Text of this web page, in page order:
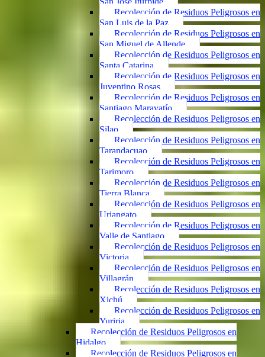
Recolección de Residuos Peligrosos en
San Luis de la Paz
Recolección de Residuos Peligrosos en
San Miguel de Allende
Recolección de Residuos Peligrosos en
Santa Catarina
Recolección de Residuos Peligrosos en
Juventino Rosas
Recolección de Residuos Peligrosos en
Santiago Maravatío
Recolección de Residuos Peligrosos en
Silao
Recolección de Residuos Peligrosos en
Tarandacuao
Recolección de Residuos Peligrosos en
Tarimoro
Recolección de Residuos Peligrosos en
Tierra Blanca
Recolección de Residuos Peligrosos en
Uriangato
Recolección de Residuos Peligrosos en
Valle de Santiago
Recolección de Residuos Peligrosos en
Victoria
Recolección de Residuos Peligrosos en
Villagrán
Recolección de Residuos Peligrosos en
Xichú
Recolección de Residuos Peligrosos en
Yuriria
Recolección de Residuos Peligrosos en
Hidalgo
Recolección de Residuos Peligrosos en